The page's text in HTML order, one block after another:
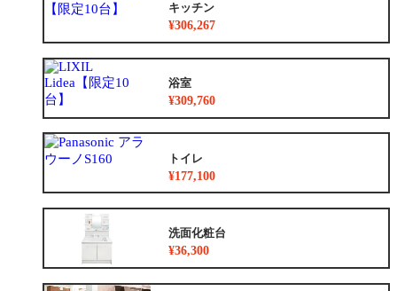
キッチン
¥306,267
浴室
¥309,760
トイレ
¥177,100
洗面化粧台
¥36,300